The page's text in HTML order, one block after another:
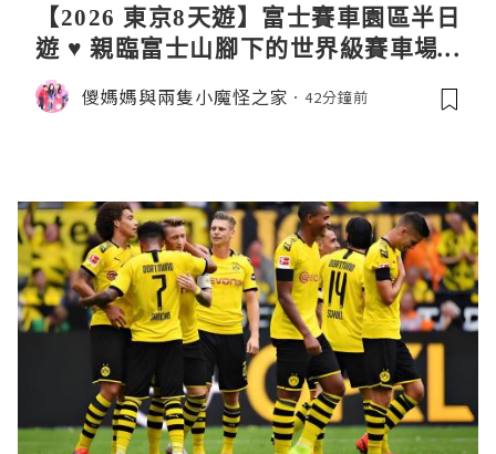
【2026 東京8天遊】富士賽車園區半日
遊 ♥ 親臨富士山腳下的世界級賽車場 F
uji SpeedWay。參觀富士賽車博物
館。到觀景餐廳邊觀賞賽車邊嘆午餐
儍媽媽與兩隻小魔怪之家 42分鐘前